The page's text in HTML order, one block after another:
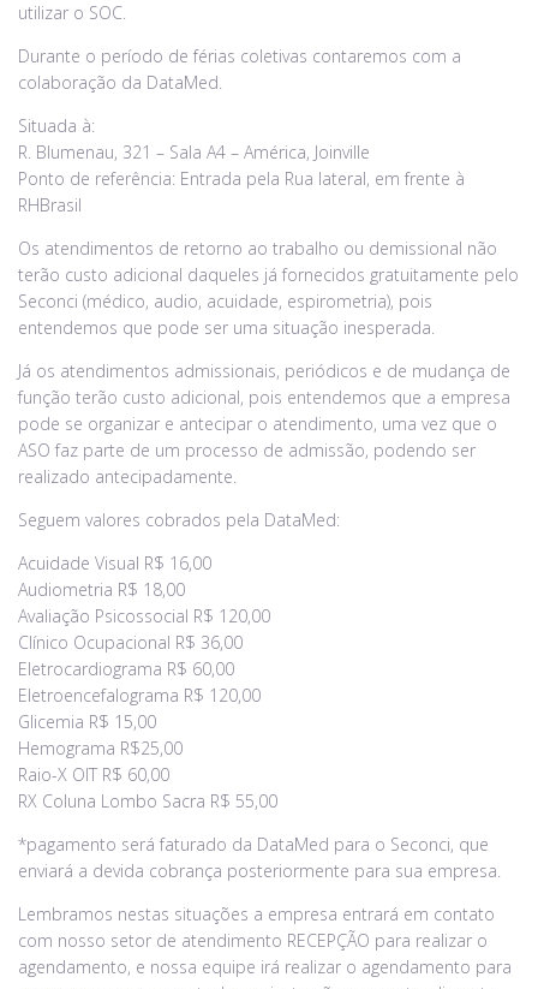
utilizar o SOC.
Durante o período de férias coletivas contaremos com a
colaboração da DataMed.
Situada à:
R. Blumenau, 321 – Sala A4 – América, Joinville
Ponto de referência: Entrada pela Rua lateral, em frente à
RHBrasil
Os atendimentos de retorno ao trabalho ou demissional não
terão custo adicional daqueles já fornecidos gratuitamente pelo
Seconci (médico, audio, acuidade, espirometria), pois
entendemos que pode ser uma situação inesperada.
Já os atendimentos admissionais, periódicos e de mudança de
função terão custo adicional, pois entendemos que a empresa
pode se organizar e antecipar o atendimento, uma vez que o
ASO faz parte de um processo de admissão, podendo ser
realizado antecipadamente.
Seguem valores cobrados pela DataMed:
Acuidade Visual R$ 16,00
Audiometria R$ 18,00
Avaliação Psicossocial R$ 120,00
Clínico Ocupacional R$ 36,00
Eletrocardiograma R$ 60,00
Eletroencefalograma R$ 120,00
Glicemia R$ 15,00
Hemograma R$25,00
Raio-X OIT R$ 60,00
RX Coluna Lombo Sacra R$ 55,00
*pagamento será faturado da DataMed para o Seconci, que
enviará a devida cobrança posteriormente para sua empresa.
Lembramos nestas situações a empresa entrará em contato
com nosso setor de atendimento RECEPÇÃO para realizar o
agendamento, e nossa equipe irá realizar o agendamento para